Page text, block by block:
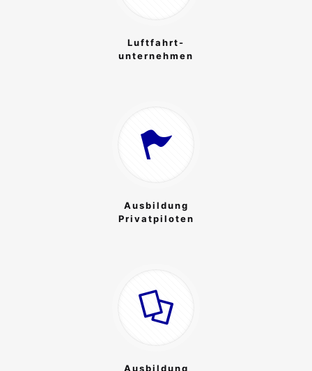
Luftfahrt-
unternehmen
Ausbildung
Privatpiloten
Ausbildung